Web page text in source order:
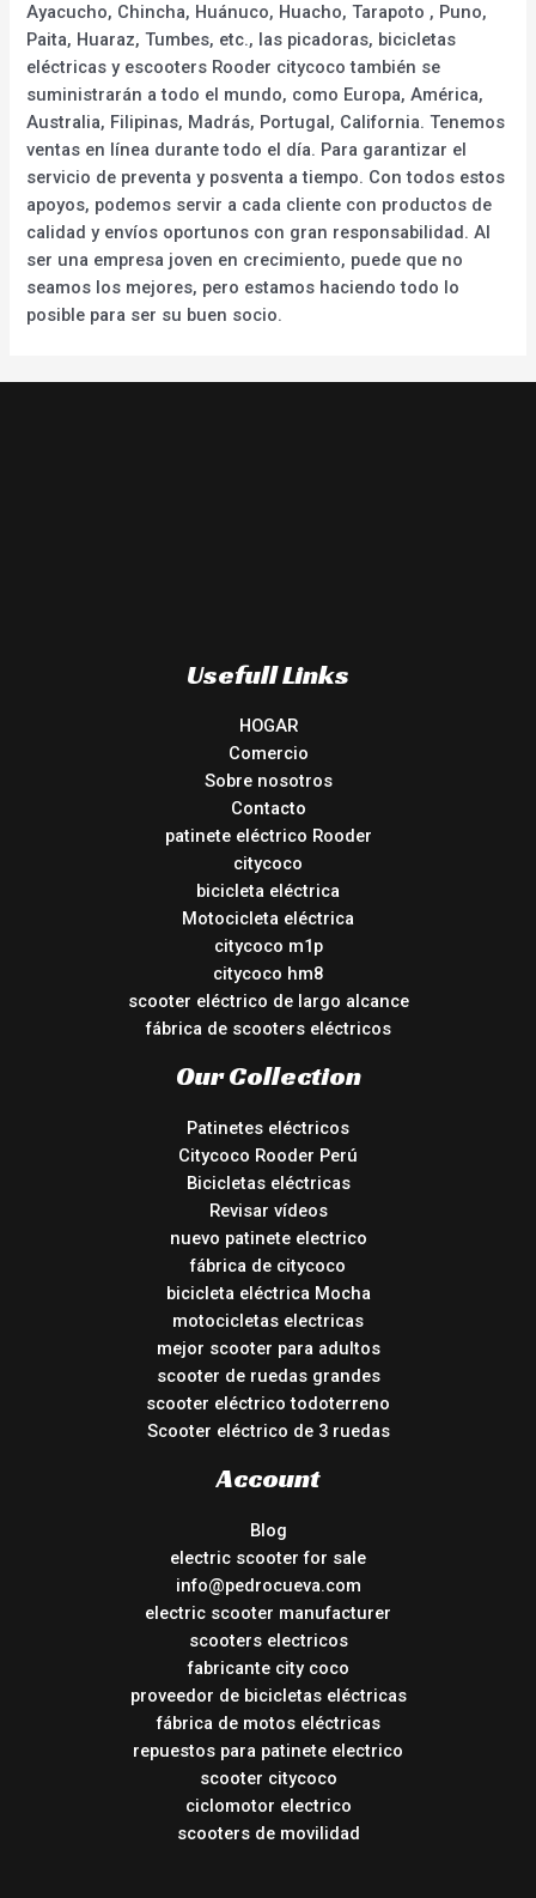
Ayacucho, Chincha, Huánuco, Huacho, Tarapoto , Puno,
Paita, Huaraz, Tumbes, etc., las picadoras, bicicletas
eléctricas y escooters Rooder citycoco también se
suministrarán a todo el mundo, como Europa, América,
Australia, Filipinas, Madrás, Portugal, California. Tenemos
ventas en línea durante todo el día. Para garantizar el
servicio de preventa y posventa a tiempo. Con todos estos
apoyos, podemos servir a cada cliente con productos de
calidad y envíos oportunos con gran responsabilidad. Al
ser una empresa joven en crecimiento, puede que no
seamos los mejores, pero estamos haciendo todo lo
posible para ser su buen socio.
Usefull Links
HOGAR
Comercio
Sobre nosotros
Contacto
patinete eléctrico Rooder
citycoco
bicicleta eléctrica
Motocicleta eléctrica
citycoco m1p
citycoco hm8
scooter eléctrico de largo alcance
fábrica de scooters eléctricos
Our Collection
Patinetes eléctricos
Citycoco Rooder Perú
Bicicletas eléctricas
Revisar vídeos
nuevo patinete electrico
fábrica de citycoco
bicicleta eléctrica Mocha
motocicletas electricas
mejor scooter para adultos
scooter de ruedas grandes
scooter eléctrico todoterreno
Scooter eléctrico de 3 ruedas
Account
Blog
electric scooter for sale
info@pedrocueva.com
electric scooter manufacturer
scooters electricos
fabricante city coco
proveedor de bicicletas eléctricas
fábrica de motos eléctricas
repuestos para patinete electrico
scooter citycoco
ciclomotor electrico
scooters de movilidad